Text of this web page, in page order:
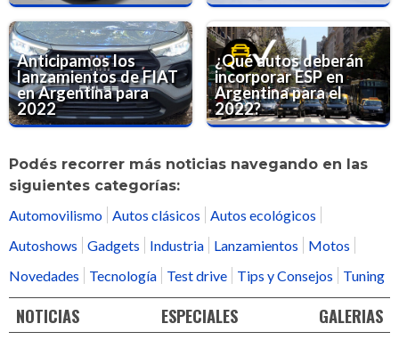
Anticipamos los
lanzamientos de FIAT
en Argentina para
2022
¿Qué autos deberán
incorporar ESP en
Argentina para el
2022?
Podés recorrer más noticias navegando en las
siguientes categorías:
Automovilismo Autos clásicos
Autos ecológicos
Autoshows
Gadgets Industria Lanzamientos
Motos
Novedades
Tecnología Test drive Tips y Consejos Tuning
NOTICIAS ESPECIALES GALERIAS